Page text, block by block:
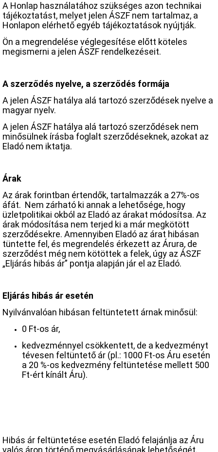
A Honlap használatához szükséges azon technikai
tájékoztatást, melyet jelen ÁSZF nem tartalmaz, a
Honlapon elérhető egyéb tájékoztatások nyújtják.
Ön a megrendelése véglegesítése előtt köteles
megismerni a jelen ÁSZF rendelkezéseit.
A szerződés nyelve, a szerződés formája
A jelen ÁSZF hatálya alá tartozó szerződések nyelve a
magyar nyelv.
A jelen ÁSZF hatálya alá tartozó szerződések nem
minősülnek írásba foglalt szerződéseknek, azokat az
Eladó nem iktatja.
Árak
Az árak forintban értendők, tartalmazzák a 27%-os
áfát. Nem zárható ki annak a lehetősége, hogy
üzletpolitikai okból az Eladó az árakat módosítsa. Az
árak módosítása nem terjed ki a már megkötött
szerződésekre. Amennyiben Eladó az árat hibásan
tüntette fel, és megrendelés érkezett az Árura, de
szerződést még nem kötöttek a felek, úgy az ÁSZF
„Eljárás hibás ár” pontja alapján jár el az Eladó.
Eljárás hibás ár esetén
Nyilvánvalóan hibásan feltüntetett árnak minősül:
0 Ft-os ár,
kedvezménnyel csökkentett, de a kedvezményt
tévesen feltüntető ár (pl.: 1000 Ft-os Áru esetén
a 20 %-os kedvezmény feltüntetése mellett 500
Ft-ért kínált Áru).
Hibás ár feltüntetése esetén Eladó felajánlja az Áru
valós áron történő megvásárlásának lehetőségét,